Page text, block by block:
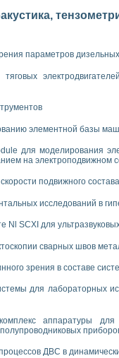
тепловых шумов
в наношкале
на основе виртуальных
в узлах электрических
процессов пищевых
скважин
программирования
аморфного
двигателей при пуске
INSTRUMENTS
условиях
средах
параметров
элементной базы
для моделирования
на электроподвижном
подвижного
исследований в
Nl SCXI для
сварных швов
зрения в составе
для лабораторных
аппаратуры
ДВС в